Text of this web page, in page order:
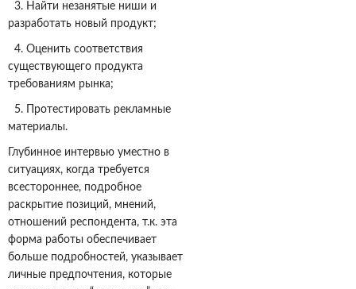
3. Найти незанятые ниши и
разработать новый продукт;
4. Оценить соответствия
существующего продукта
требованиям рынка;
5. Протестировать рекламные
материалы.
Глубинное интервью уместно в
ситуациях, когда требуется
всестороннее, подробное
раскрытие позиций, мнений,
отношений респондента, т.к. эта
форма работы обеспечивает
больше подробностей, указывает
личные предпочтения, которые